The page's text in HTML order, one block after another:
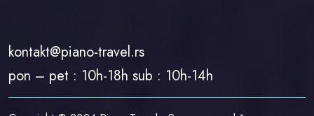
kontakt@piano-travel.rs
pon – pet : 10h-18h sub : 10h-14h